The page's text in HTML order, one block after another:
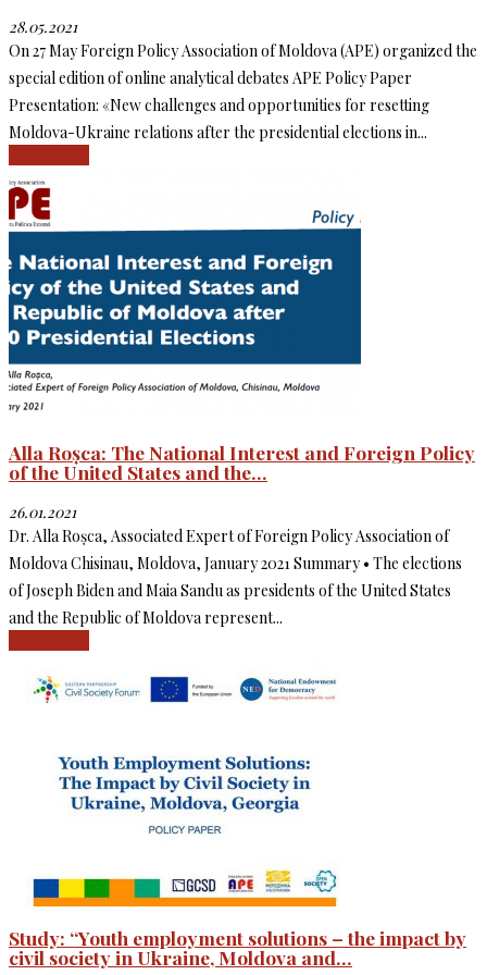
28.05.2021
On 27 May Foreign Policy Association of Moldova (APE) organized the
special edition of online analytical debates APE Policy Paper
Presentation: «New challenges and opportunities for resetting
Moldova-Ukraine relations after the presidential elections in...
Alla Roșca: The National Interest and Foreign Policy
of the United States and the...
26.01.2021
Dr. Alla Roșca, Associated Expert of Foreign Policy Association of
Moldova Chisinau, Moldova, January 2021 Summary • The elections
of Joseph Biden and Maia Sandu as presidents of the United States
and the Republic of Moldova represent...
Study: “Youth employment solutions – the impact by
civil society in Ukraine, Moldova and...